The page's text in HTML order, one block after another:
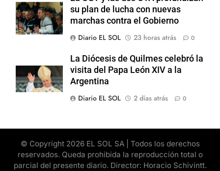
su plan de lucha con nuevas
marchas contra el Gobierno
Diario EL SOL
23 horas atrás 0
La Diócesis de Quilmes celebró la
visita del Papa León XIV a la
Argentina
Diario EL SOL
2 días atrás 0
© Copyright 2026 EL SOL SA | Todos los derechos
reservados. Queda prohibida la reproducción total o
parcial del presente diario. Director: Horacio Schivintt.